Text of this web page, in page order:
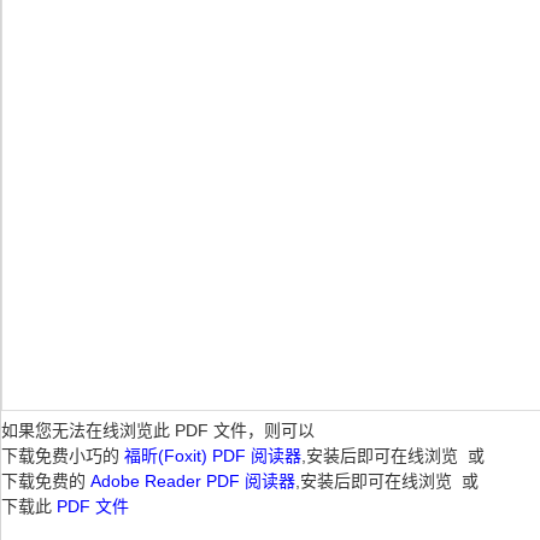
如果您无法在线浏览此 PDF 文件，则可以
下载免费小巧的 福昕(Foxit) PDF 阅读器 ,安装后即可在线浏览 或
下载免费的 Adobe Reader PDF 阅读器 ,安装后即可在线浏览 或
下载此 PDF 文件